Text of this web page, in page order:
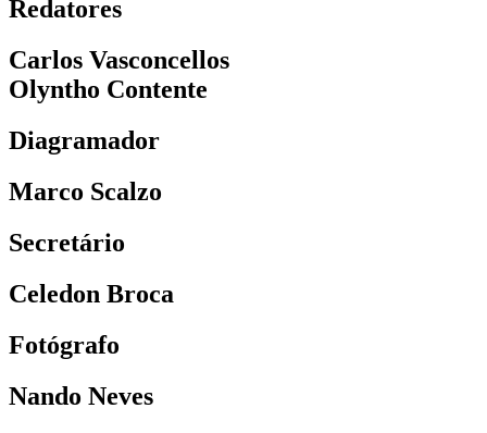
Redatores
Carlos Vasconcellos
Olyntho Contente
Diagramador
Marco Scalzo
Secretário
Celedon Broca
Fotógrafo
Nando Neves